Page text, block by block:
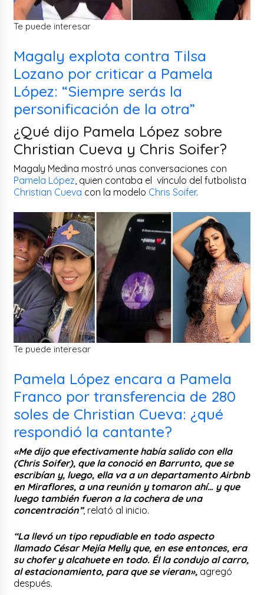
Te puede interesar
Magaly explota contra Tilsa
Lozano por criticar a Pamela
López: “Siempre serás la
personificación de la otra”
¿Qué dijo Pamela López sobre
Christian Cueva y Chris Soifer?
Magaly Medina mostró unas conversaciones con
Pamela López , quien contaba el vínculo del futbolista
Christian Cueva con la modelo Chris Soifer.
Te puede interesar
Pamela López encara a Pamela
Franco por transferencia de 280
soles de Christian Cueva: ¿qué
respondió la cantante?
«Me dijo que efectivamente había salido con ella
(Chris Soifer), que la conoció en Barrunto, que se
escribían y, luego, ella va a un departamento Airbnb
en Miraflores, a una reunión y tomaron ahí… y que
luego también fueron a la cochera de una
concentración”, relató al inicio.
“La llevó un tipo repudiable en todo aspecto
llamado César Mejía Melly que, en ese entonces, era
su chofer y alcahuete en todo. Él la condujo al carro,
al estacionamiento, para que se vieran», agregó
después.